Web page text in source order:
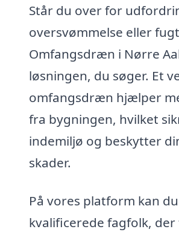
Står du over for
oversvømmelse eller
Omfangsdræn i Nørre
løsningen, du søger. Et
omfangsdræn hjælper
fra bygningen, hvilket
indemiljø og beskytter
skader.
På vores platform kan
kvalificerede fagfolk,